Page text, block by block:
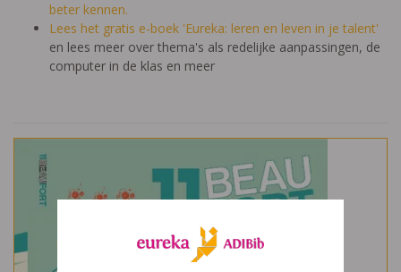
beter kennen.
Lees het gratis e-boek 'Eureka: leren en leven in je talent'
en lees meer over thema's als redelijke aanpassingen, de
computer in de klas en meer